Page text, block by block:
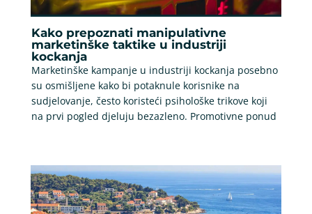
Kako prepoznati manipulativne
marketinške taktike u industriji
kockanja
Marketinške kampanje u industriji kockanja posebno
su osmišljene kako bi potaknule korisnike na
sudjelovanje, često koristeći psihološke trikove koji
na prvi pogled djeluju bezazleno. Promotivne ponud